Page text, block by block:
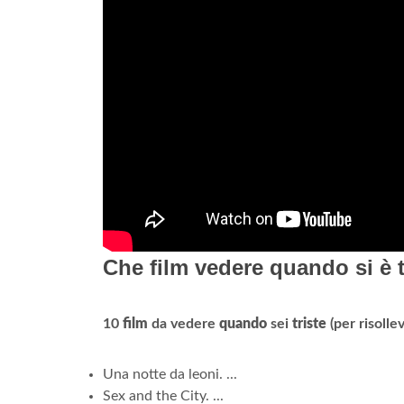
Che film vedere quando si è
10 film da vedere quando sei triste (per
Una notte da leoni. ...
Sex and the City. ...